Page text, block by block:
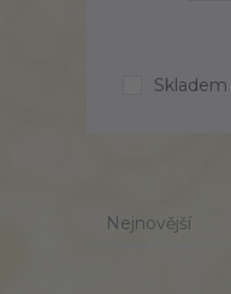
Skladem
Nejnovější